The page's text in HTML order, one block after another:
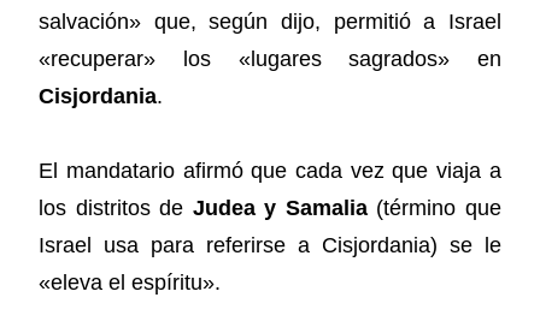
salvación» que, según dijo, permitió a Israel
«recuperar» los «lugares sagrados» en
Cisjordania.
El mandatario afirmó que cada vez que viaja a
los distritos de Judea y Samalia(término que
Israel usa para referirse a Cisjordania) se le
«eleva el espíritu».